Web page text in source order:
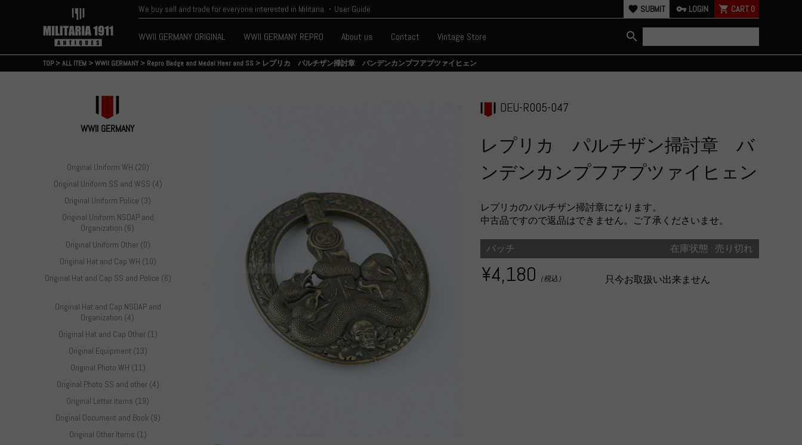
We buy sell and trade for everyone interested in Militaria.・User Guide favorite SUBMIT vpn_key LOGIN shopping_cart CART 0
WWII GERMANY ORIGINAL WWII GERMANY REPRO About us Contact Vintage Store search
TOP>ALL ITEM >WWII GERMANY > Repro Badge and Medal Heer and SS > レプリカ パルチザン掃討章 バンデンカンプフアプツァイヒェン
WWII GERMANY
Original Uniform WH (20)
Original Uniform SS and WSS (4)
Original Uniform Police (3)
Original Uniform NSDAP and
Organization (6)
Original Uniform Other (0)
Original Hat and Cap WH (10)
Original Hat and Cap SS and Police (6)
Original Hat and Cap NSDAP and
Organization (4)
Original Hat and Cap Other (1)
Original Equipment (13)
Original Photo WH (11)
Original Photo SS and other (4)
Original Letter items (19)
Original Document and Book (9)
Original Other Items (1)
DEU-R005-047
レプリカ パルチザン掃討章 バ
ンデンカンプフアプツァイヒェン
レプリカのパルチザン掃討章になります。
中古品ですので返品はできません。ご了承くださいませ。
バッチ 在庫状態 : 売り切れ
¥4,180 （税込） 只今お取扱い出来ません